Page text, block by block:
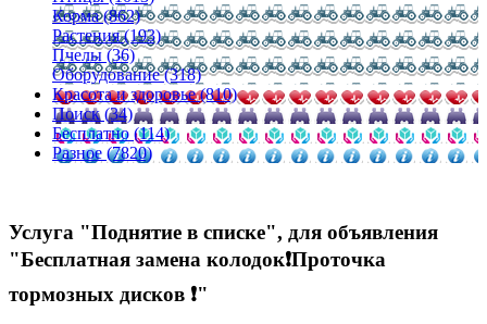
Корма (862)
Растения (193)
Пчелы (36)
Оборудование (318)
Красота и здоровье (810)
Поиск (34)
Бесплатно (114)
Разное (7820)
Услуга "Поднятие в списке", для объявления
"Бесплатная замена колодок❗Проточка
тормозных дисков ❗"